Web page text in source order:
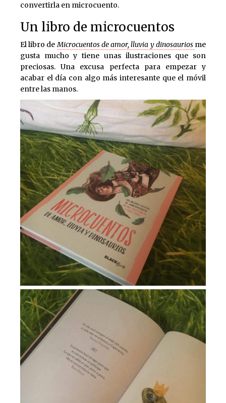
convertirla en microcuento.
Un libro de microcuentos
El libro deMicrocuentos de amor, lluvia y dinosaurios me
gusta mucho y tiene unas ilustraciones que son
preciosas. Una excusa perfecta para empezar y
acabar el día con algo más interesante que el móvil
entre las manos.